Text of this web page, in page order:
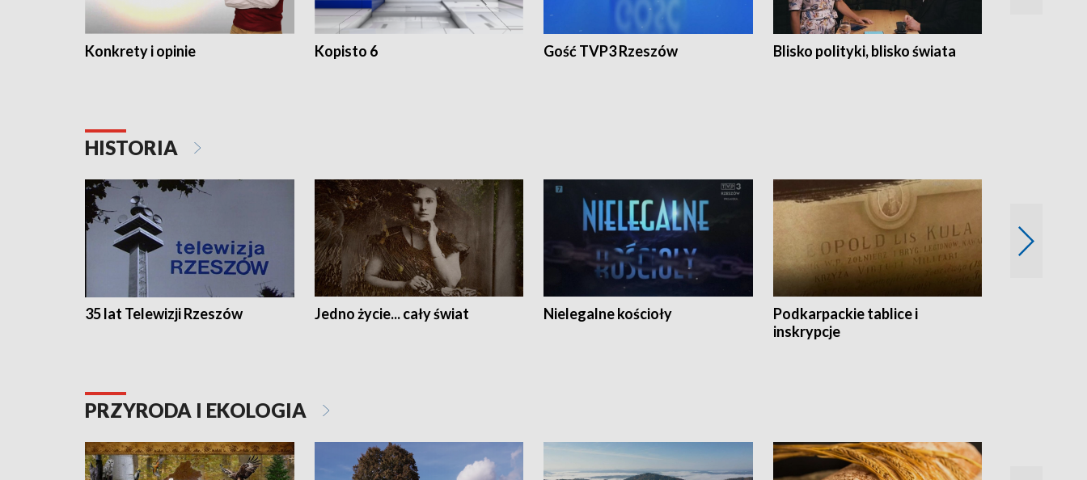
Konkrety i opinie Kopisto 6 Gość TVP3 Rzeszów Blisko polityki, blisko świata
HISTORIA
35 lat Telewizji Rzeszów Jedno życie... cały świat Nielegalne kościoły
Podkarpackie tablice i
inskrypcje
PRZYRODA I EKOLOGIA